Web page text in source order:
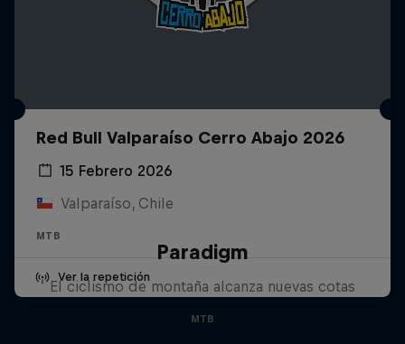
Red Bull Valparaíso Cerro Abajo 2026
15 Febrero 2026
Valparaíso, Chile
MTB
Ver la repetición
Paradigm
El ciclismo de montaña alcanza nuevas cotas
MTB